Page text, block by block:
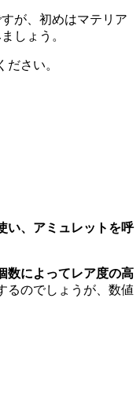
が、初めはマテリア
しょう。
ださい。
い、アミュレットを呼
数によってレア度の高
るのでしょうが、数値